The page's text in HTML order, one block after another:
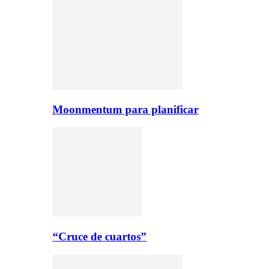
Moonmentum para planificar
“Cruce de cuartos”